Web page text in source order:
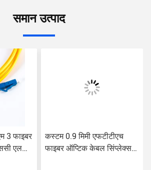
समान उत्पाद
3 फाइबर
एलसी
कस्टम 0.9 मिमी एफटीटीएच
फाइबर ऑप्टिक केबल सिंप्लेक्स